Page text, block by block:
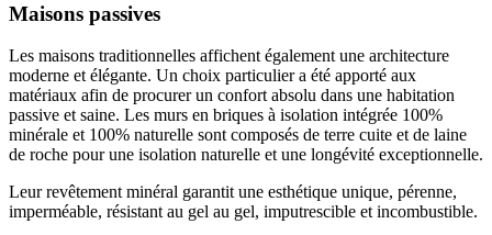
Maisons passives
Les maisons traditionnelles affichent également une architecture
moderne et élégante. Un choix particulier a été apporté aux
matériaux afin de procurer un confort absolu dans une habitation
passive et saine. Les murs en briques à isolation intégrée 100%
minérale et 100% naturelle sont composés de terre cuite et de laine
de roche pour une isolation naturelle et une longévité exceptionnelle.
Leur revêtement minéral garantit une esthétique unique, pérenne,
imperméable, résistant au gel au gel, imputrescible et incombustible.